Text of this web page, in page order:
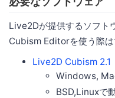
Live2Dが提供するソフト
Cubism Editorを使う際は
Live2D Cubism 2.1
Windows,
BSD,Linuxで